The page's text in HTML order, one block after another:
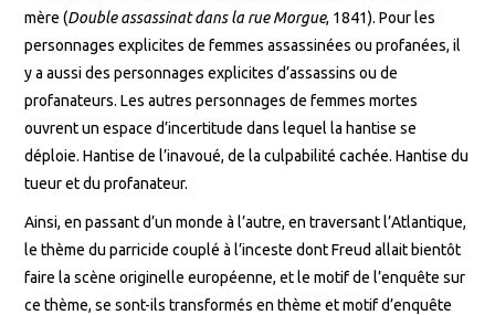
mère (Double assassinat dans la rue Morgue, 1841). Pour les
personnages explicites de femmes assassinées ou profanées, il
y a aussi des personnages explicites d’assassins ou de
profanateurs. Les autres personnages de femmes mortes
ouvrent un espace d’incertitude dans lequel la hantise se
déploie. Hantise de l’inavoué, de la culpabilité cachée. Hantise du
tueur et du profanateur.
Ainsi, en passant d’un monde à l’autre, en traversant l’Atlantique,
le thème du parricide couplé à l’inceste dont Freud allait bientôt
faire la scène originelle européenne, et le motif de l’enquête sur
ce thème, se sont-ils transformés en thème et motif d’enquête